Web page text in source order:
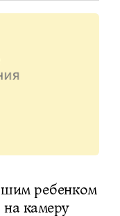
ребенком
камеру